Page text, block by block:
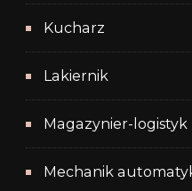
Kucharz
Lakiernik
Magazynier-logistyk
Mechanik